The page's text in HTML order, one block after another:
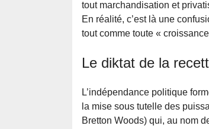
tout marchandisation et
En réalité, c’est là une
tout comme toute «
Le diktat de la
L’indépendance politique
la mise sous tutelle des
Bretton Woods) qui, au nom